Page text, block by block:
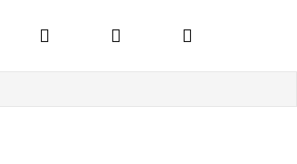
Hledat PřihlášeníNákupní
košík